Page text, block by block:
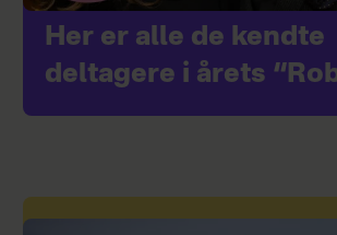
Her er alle de kendte
deltagere i årets